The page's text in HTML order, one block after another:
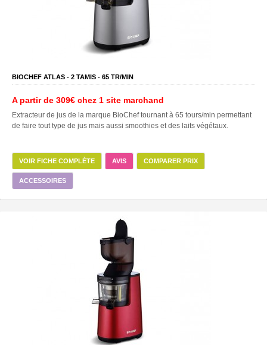
BIOCHEF ATLAS - 2 TAMIS - 65 TR/MIN
A partir de 309€ chez 1 site marchand
Extracteur de jus de la marque BioChef tournant à 65 tours/min permettant
de faire tout type de jus mais aussi smoothies et des laits végétaux.
VOIR FICHE COMPLÈTE AVIS COMPARER PRIX
ACCESSOIRES